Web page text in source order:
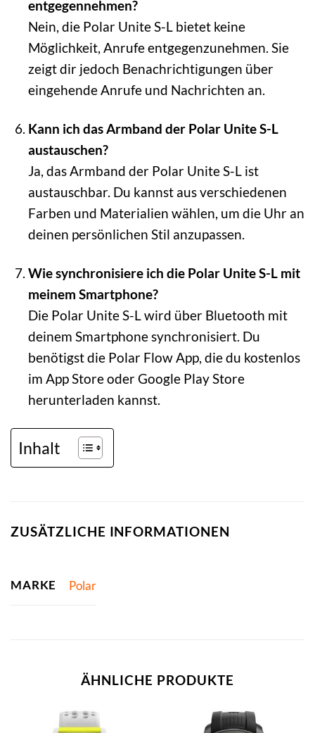
entgegennehmen?
Nein, die Polar Unite S-L bietet keine
Möglichkeit, Anrufe entgegenzunehmen. Sie
zeigt dir jedoch Benachrichtigungen über
eingehende Anrufe und Nachrichten an.
Kann ich das Armband der Polar Unite S-L
austauschen?
Ja, das Armband der Polar Unite S-L ist
austauschbar. Du kannst aus verschiedenen
Farben und Materialien wählen, um die Uhr an
deinen persönlichen Stil anzupassen.
Wie synchronisiere ich die Polar Unite S-L mit
meinem Smartphone?
Die Polar Unite S-L wird über Bluetooth mit
deinem Smartphone synchronisiert. Du
benötigst die Polar Flow App, die du kostenlos
im App Store oder Google Play Store
herunterladen kannst.
Inhalt
ZUSÄTZLICHE INFORMATIONEN
MARKE Polar
ÄHNLICHE PRODUKTE